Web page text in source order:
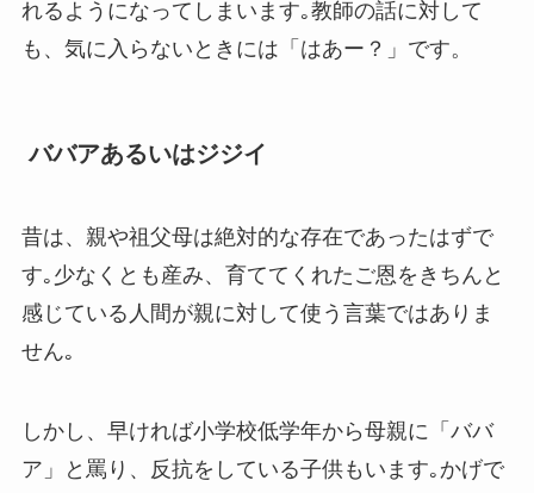
れるようになってしまいます｡教師の話に対して
も、気に入らないときには「はあー？」です。
ババアあるいはジジイ
昔は、親や祖父母は絶対的な存在であったはずで
す｡少なくとも産み、育ててくれたご恩をきちんと
感じている人間が親に対して使う言葉ではありま
せん｡
しかし、早ければ小学校低学年から母親に「ババ
ア」と罵り、反抗をしている子供もいます｡かげで